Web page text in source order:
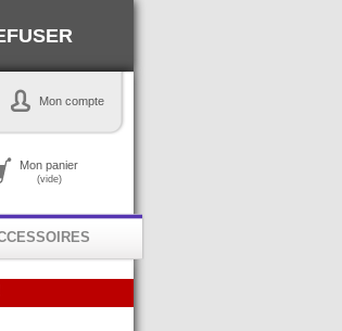
Mon compte
Mon panier
(vide)